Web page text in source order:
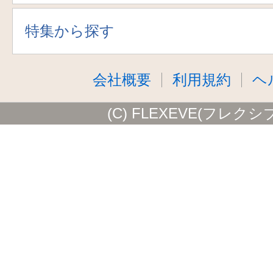
特集から探す
会社概要 利用規約 ヘ
(C) FLEXEVE(フレクシ